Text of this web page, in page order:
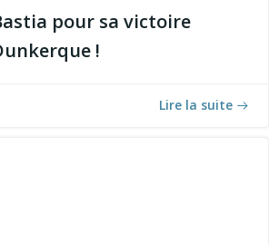
pour sa victoire
!
Lire la suite